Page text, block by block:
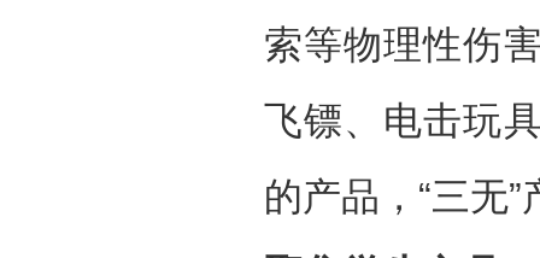
索等物理性伤
飞镖、电击玩
的产品，“三无